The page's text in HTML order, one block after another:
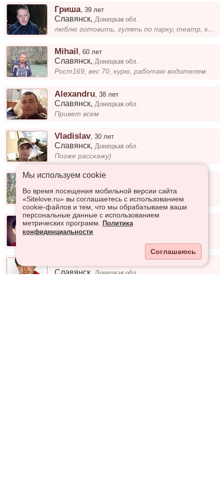
Гриша,39 лет
Славянск, Донецкая обл.
люблю готовить, гулять по парку, театр, классику.
Mihail,60 лет
Славянск, Донецкая обл.
Рост169, вес 70, курю, работаю водителем.
Alexandru ,38 лет
Славянск, Донецкая обл.
Привет всем
Vladislav,30 лет
Славянск, Донецкая обл.
Позже расскажу)
Арслан,32 года
Славянск, Донецкая обл.
Хороший
Михаил,28 лет
Славянск,
Славянск Донецкая обл.
Мы используем сookie
Во время посещения мобильной версии сайта
«Sitelove.ru» вы соглашаетесь с использованием
cookie-файлов и тем, что мы обрабатываем ваши
персональные данные с использованием
метрических программ.
Политика
конфиденциальности
Соглашаюсь